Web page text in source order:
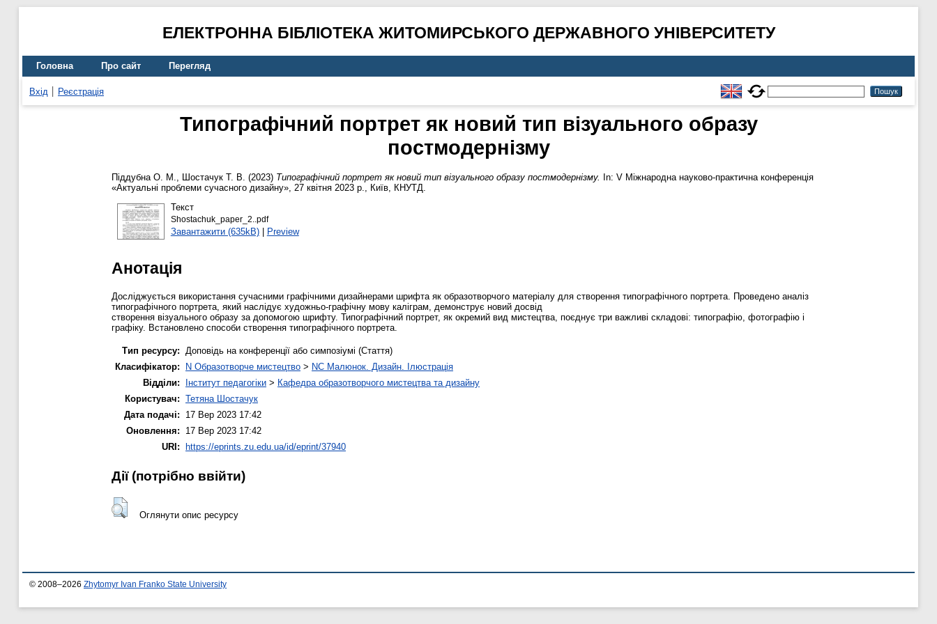
ЕЛЕКТРОННА БІБЛІОТЕКА ЖИТОМИРСЬКОГО ДЕРЖАВНОГО УНІВЕРСИТЕТУ
Головна Про сайт Перегляд
Вхід Реєстрація
Типографічний портрет як новий тип візуального образу
постмодернізму
Піддубна О. М., Шостачук Т. В. (2023) Типографічний портрет як новий тип візуального образу постмодернізму.
In: V Міжнародна науково-практична конференція
«Актуальні проблеми сучасного дизайну», 27 квітня 2023 р., Київ, КНУТД.
Текст
Shostachuk_paper_2..pdf
Завантажити (635kB)| Preview
Анотація
Досліджується використання сучасними графічними дизайнерами шрифта як образотворчого матеріалу для створення типографічного портрета. Проведено аналіз
типографічного портрета, який наслідує художньо-графічну мову каліграм, демонструє новий досвід
створення візуального образу за допомогою шрифту. Типографічний портрет, як окремий вид мистецтва, поєднує три важливі складові: типографію, фотографію і
графіку. Встановлено способи створення типографічного портрета.
Тип ресурсу:
Доповідь на конференції або симпозіумі (Стаття)
Класифікатор:
N Образотворче мистецтво > NC Малюнок. Дизайн. Ілюстрація
Відділи:
Інститут педагогіки > Кафедра образотворчого мистецтва та дизайну
Користувач: Тетяна Шостачук
Дата подачі:
17 Вер 2023 17:42
Оновлення:
17 Вер 2023 17:42
URI: https://eprints.zu.edu.ua/id/eprint/37940
Дії ​​(потрібно ввійти)
Оглянути опис ресурсу
© 2008–2026 Zhytomyr Ivan Franko State University